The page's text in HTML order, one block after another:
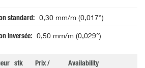
standard 0,30 mm/m (0,017°)
inversée 0,50 mm/m (0,029°)
stk
Prix /
Availability